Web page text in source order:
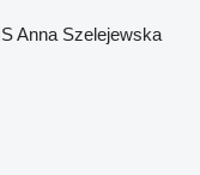
Anna Szelejewska